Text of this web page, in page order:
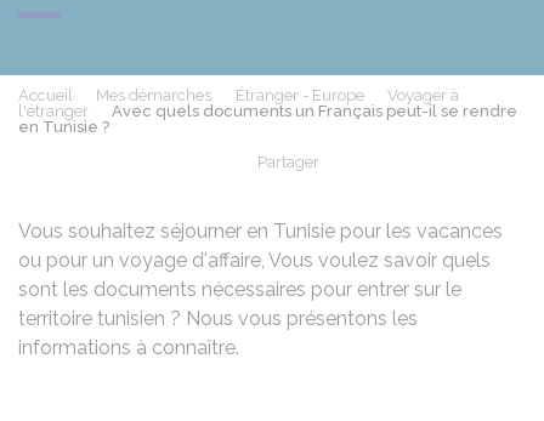
Accueil Mes démarches Étranger - Europe
Voyager à
l'étranger
Avec quels documents un Français peut-il se rendre
en Tunisie ?
Partager
Vous souhaitez séjourner en Tunisie pour les vacances
ou pour un voyage d'affaire, Vous voulez savoir quels
sont les documents nécessaires pour entrer sur le
territoire tunisien ? Nous vous présentons les
informations à connaître.